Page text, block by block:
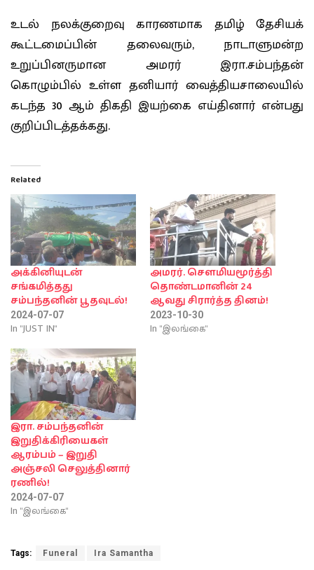
உடல் நலக்குறைவு காரணமாக தமிழ் தேசியக்
கூட்டமைப்பின் தலைவரும், நாடாளுமன்ற
உறுப்பினருமான அமரர் இரா.சம்பந்தன்
கொழும்பில் உள்ள தனியார் வைத்தியசாலையில்
கடந்த 30 ஆம் திகதி இயற்கை எய்தினார் என்பது
குறிப்பிடத்தக்கது.
Related
அக்கினியுடன்
சங்கமித்தது
சம்பந்தனின் பூதவுடல்!
2024-07-07
In "JUST IN"
அமரர். சௌமியமூர்த்தி
தொண்டமானின் 24
ஆவது சிரார்த்த தினம்!
2023-10-30
In "இலங்கை"
இரா. சம்பந்தனின்
இறுதிக்கிரியைகள்
ஆரம்பம் – இறுதி
அஞ்சலி செலுத்தினார்
ரணில்!
2024-07-07
In "இலங்கை"
Tags: Funeral Ira Samantha